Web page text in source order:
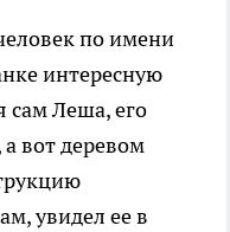
по имени
интересную
сам Леша, его
вот деревом
увидел ее в